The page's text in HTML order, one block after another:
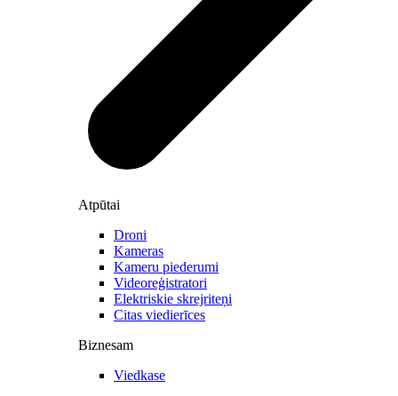
Atpūtai
Droni
Kameras
Kameru piederumi
Videoreģistratori
Elektriskie skrejriteņi
Citas viedierīces
Biznesam
Viedkase